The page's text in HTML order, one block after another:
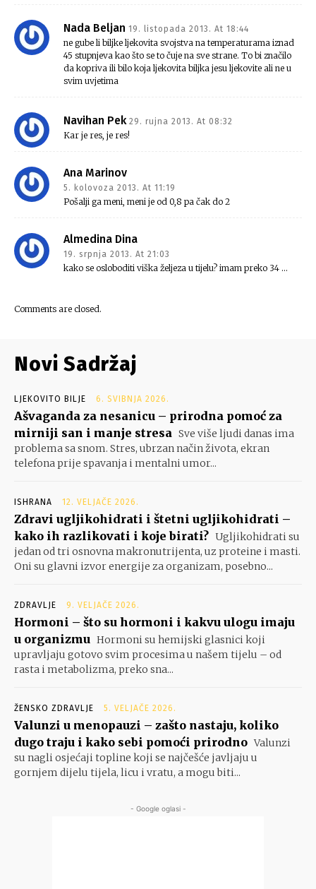
Nada Beljan 19. listopada 2013. At 18:44
ne gube li biljke ljekovita svojstva na temperaturama iznad
45 stupnjeva kao što se to čuje na sve strane. To bi značilo
da kopriva ili bilo koja ljekovita biljka jesu ljekovite ali ne u
svim uvjetima
Navihan Pek 29. rujna 2013. At 08:32
Kar je res, je res!
Ana Marinov
5. kolovoza 2013. At 11:19
Pošalji ga meni, meni je od 0,8 pa čak do 2
Almedina Dina
19. srpnja 2013. At 21:03
kako se osloboditi viška željeza u tijelu? imam preko 34 …
Comments are closed.
Novi Sadržaj
LJEKOVITO BILJE 6. SVIBNJA 2026.
Ašvaganda za nesanicu – prirodna pomoć za
mirniji san i manje stresa Sve više ljudi danas ima
problema sa snom. Stres, ubrzan način života, ekran
telefona prije spavanja i mentalni umor...
ISHRANA 12. VELJAČE 2026.
Zdravi ugljikohidrati i štetni ugljikohidrati –
kako ih razlikovati i koje birati? Ugljikohidrati su
jedan od tri osnovna makronutrijenta, uz proteine i masti.
Oni su glavni izvor energije za organizam, posebno...
ZDRAVLJE 9. VELJAČE 2026.
Hormoni – što su hormoni i kakvu ulogu imaju
u organizmu Hormoni su hemijski glasnici koji
upravljaju gotovo svim procesima u našem tijelu – od
rasta i metabolizma, preko sna...
ŽENSKO ZDRAVLJE 5. VELJAČE 2026.
Valunzi u menopauzi – zašto nastaju, koliko
dugo traju i kako sebi pomoći prirodno Valunzi
su nagli osjećaji topline koji se najčešće javljaju u
gornjem dijelu tijela, licu i vratu, a mogu biti...
- Google oglasi -